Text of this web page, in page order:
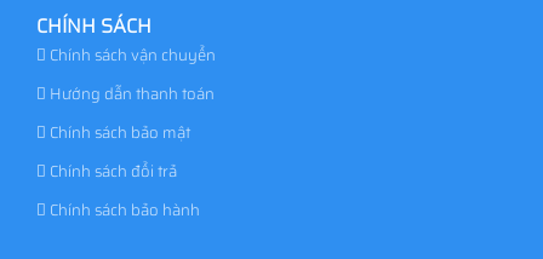
CHÍNH SÁCH
Chính sách vận chuyển
Hướng dẫn thanh toán
Chính sách bảo mật
Chính sách đổi trả
Chính sách bảo hành